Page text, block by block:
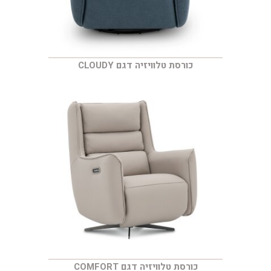
כורסת טלוויזיה דגם CLOUDY
כורסת טלוויזיה דגם COMFORT